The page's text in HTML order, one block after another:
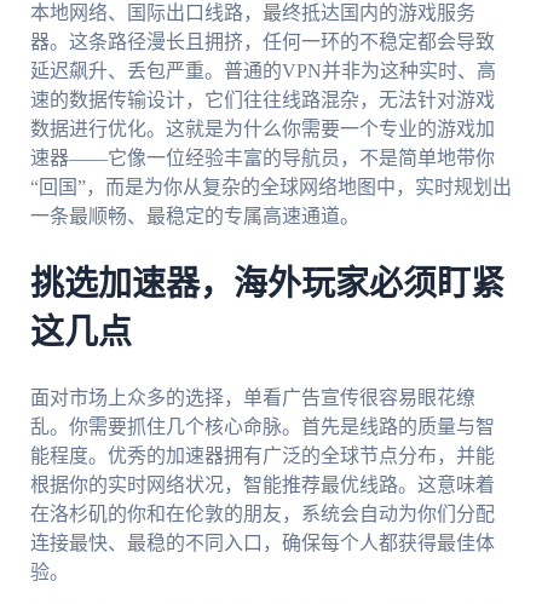
本地网络、国际出口线路，最终抵达国内的游戏服务
器。这条路径漫长且拥挤，任何一环的不稳定都会导致
延迟飙升、丢包严重。普通的VPN并非为这种实时、高
速的数据传输设计，它们往往线路混杂，无法针对游戏
数据进行优化。这就是为什么你需要一个专业的游戏加
速器——它像一位经验丰富的导航员，不是简单地带你
“回国”，而是为你从复杂的全球网络地图中，实时规划出
一条最顺畅、最稳定的专属高速通道。
挑选加速器，海外玩家必须盯紧
这几点
面对市场上众多的选择，单看广告宣传很容易眼花缭
乱。你需要抓住几个核心命脉。首先是线路的质量与智
能程度。优秀的加速器拥有广泛的全球节点分布，并能
根据你的实时网络状况，智能推荐最优线路。这意味着
在洛杉矶的你和在伦敦的朋友，系统会自动为你们分配
连接最快、最稳的不同入口，确保每个人都获得最佳体
验。